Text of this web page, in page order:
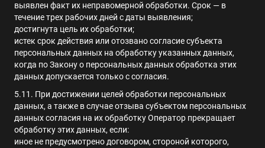
выявлен факт их неправомерной обработки. Срок — в
течение трех рабочих дней с даты выявления;
достигнута цель их обработки;
истек срок действия или отозвано согласие субъекта
персональных данных на обработку указанных данных,
когда по Закону о персональных данных обработка этих
данных допускается только с согласия.
5.11. При достижении целей обработки персональных
данных, а также в случае отзыва субъектом персональных
данных согласия на их обработку Оператор прекращает
обработку этих данных, если:
иное не предусмотрено договором, стороной которого,